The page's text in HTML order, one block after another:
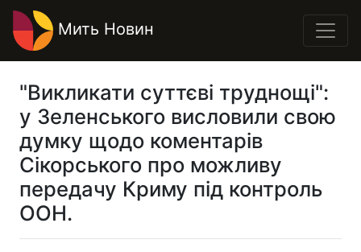
Мить Новин
"Викликати суттєві труднощі":
у Зеленського висловили свою
думку щодо коментарів
Сікорського про можливу
передачу Криму під контроль
ООН.